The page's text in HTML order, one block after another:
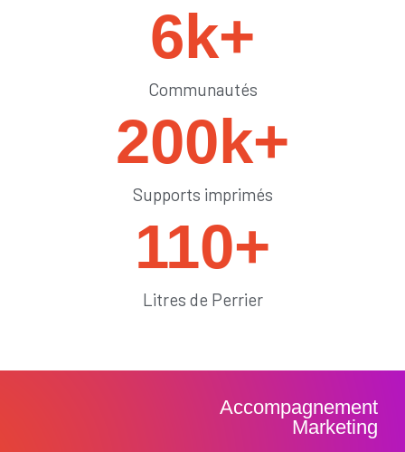
6k+
Communautés
200k+
Supports imprimés
110+
Litres de Perrier
Accompagnement
Marketing